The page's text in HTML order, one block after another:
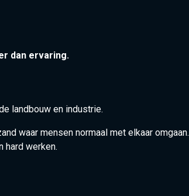
dan ervaring.
landbouw en industrie.
waar mensen normaal met elkaar omgaan.
hard werken.